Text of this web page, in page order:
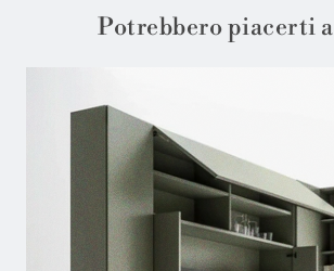
Potrebbero piacerti